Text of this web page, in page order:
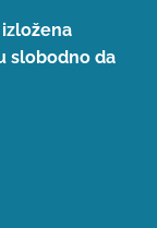
slobodno da